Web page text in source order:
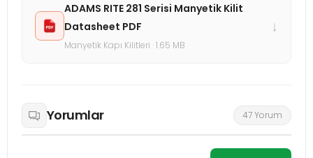
ADAMS RITE 281 Serisi Manyetik Kilit
Datasheet PDF
Manyetik Kapı Kilitleri · 1.65 MB
↓
Yorumlar 47 Yorum